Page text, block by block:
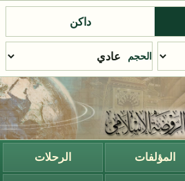
داكن
الحجم
المؤلفات الرحلات